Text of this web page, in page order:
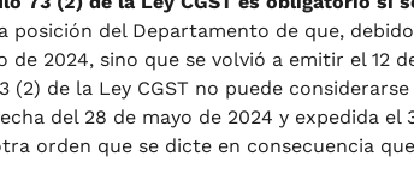
posición del Departamento de que,
de 2024, sino que se volvió a emitir el 12
(2) de la Ley CGST no puede
del 28 de mayo de 2024 y expedida
orden que se dicte en consecuencia